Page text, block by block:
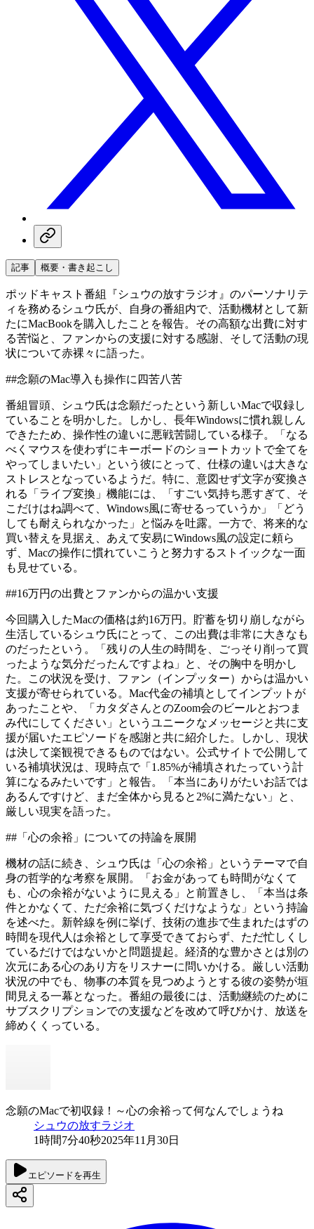
記事 概要・書き起こし
ポッドキャスト番組『シュウの放すラジオ』のパーソナリテ
ィを務めるシュウ氏が、自身の番組内で、活動機材として新
たにMacBookを購入したことを報告。その高額な出費に対す
る苦悩と、ファンからの支援に対する感謝、そして活動の現
状について赤裸々に語った。
##念願のMac導入も操作に四苦八苦
番組冒頭、シュウ氏は念願だったという新しいMacで収録し
ていることを明かした。しかし、長年Windowsに慣れ親しん
できたため、操作性の違いに悪戦苦闘している様子。「なる
べくマウスを使わずにキーボードのショートカットで全てを
やってしまいたい」という彼にとって、仕様の違いは大きな
ストレスとなっているようだ。特に、意図せず文字が変換さ
れる「ライブ変換」機能には、「すごい気持ち悪すぎて、そ
こだけはね調べて、Windows風に寄せるっていうか」「どう
しても耐えられなかった」と悩みを吐露。一方で、将来的な
買い替えを見据え、あえて安易にWindows風の設定に頼ら
ず、Macの操作に慣れていこうと努力するストイックな一面
も見せている。
##16万円の出費とファンからの温かい支援
今回購入したMacの価格は約16万円。貯蓄を切り崩しながら
生活しているシュウ氏にとって、この出費は非常に大きなも
のだったという。「残りの人生の時間を、ごっそり削って買
ったような気分だったんですよね」と、その胸中を明かし
た。この状況を受け、ファン（インプッター）からは温かい
支援が寄せられている。Mac代金の補填としてインプットが
あったことや、「カタダさんとのZoom会のビールとおつま
み代にしてください」というユニークなメッセージと共に支
援が届いたエピソードを感謝と共に紹介した。しかし、現状
は決して楽観視できるものではない。公式サイトで公開して
いる補填状況は、現時点で「1.85%が補填されたっていう計
算になるみたいです」と報告。「本当にありがたいお話では
あるんですけど、まだ全体から見ると2%に満たない」と、
厳しい現実を語った。
##「心の余裕」についての持論を展開
機材の話に続き、シュウ氏は「心の余裕」というテーマで自
身の哲学的な考察を展開。「お金があっても時間がなくて
も、心の余裕がないように見える」と前置きし、「本当は条
件とかなくて、ただ余裕に気づくだけなような」という持論
を述べた。新幹線を例に挙げ、技術の進歩で生まれたはずの
時間を現代人は余裕として享受できておらず、ただ忙しくし
ているだけではないかと問題提起。経済的な豊かさとは別の
次元にある心のあり方をリスナーに問いかける。厳しい活動
状況の中でも、物事の本質を見つめようとする彼の姿勢が垣
間見える一幕となった。番組の最後には、活動継続のために
サブスクリプションでの支援などを改めて呼びかけ、放送を
締めくくっている。
念願のMacで初収録！～心の余裕って何なんでしょうね
シュウの放すラジオ
1時間7分40秒2025年11月30日
エピソードを再生